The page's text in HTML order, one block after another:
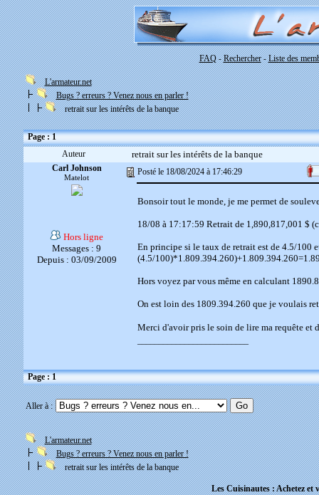
FAQ-Rechercher-Liste des
L'armateur.net
Bugs ? erreurs ? Venez nous en parler !
retrait sur les intérêts de la banque
Page : 1
Auteur
retrait sur les intérêts de la banque
Carl Johnson
Matelot
Posté le 18/08/2024 à 17:46:29
Hors ligne
Messages : 9
Depuis : 03/09/2009
Bonsoir tout le monde, je me permet de
18/08 à 17:17:59 Retrait de 1,890,817,001 $
En principe si le taux de retrait est de 4.5/100
(4.5/
Hors voyez par vous même en calculant
On est loin des 1809.394.260 que je voulais
Merci d'avoir pris le soin de lire ma requête et
Page : 1
Aller à :
L'armateur.net
Bugs ? erreurs ? Venez nous en parler !
retrait sur les intérêts de la banque
Les Cuisinautes : Achetez et